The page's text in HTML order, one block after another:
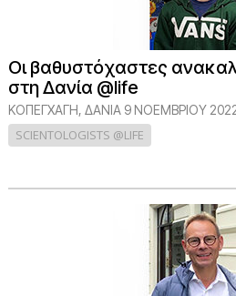
Οι βαθυστόχαστες
στη Δανία @life
ΚΟΠΕΓΧΆΓΗ, ΔΑΝΊΑ 9 ΝΟΕΜΒΡΙΟΥ
SCIENTOLOGISTS @LIFE